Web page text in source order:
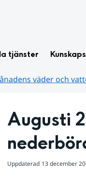
tjänster
väder och
Augusti
Uppdaterad 13 december